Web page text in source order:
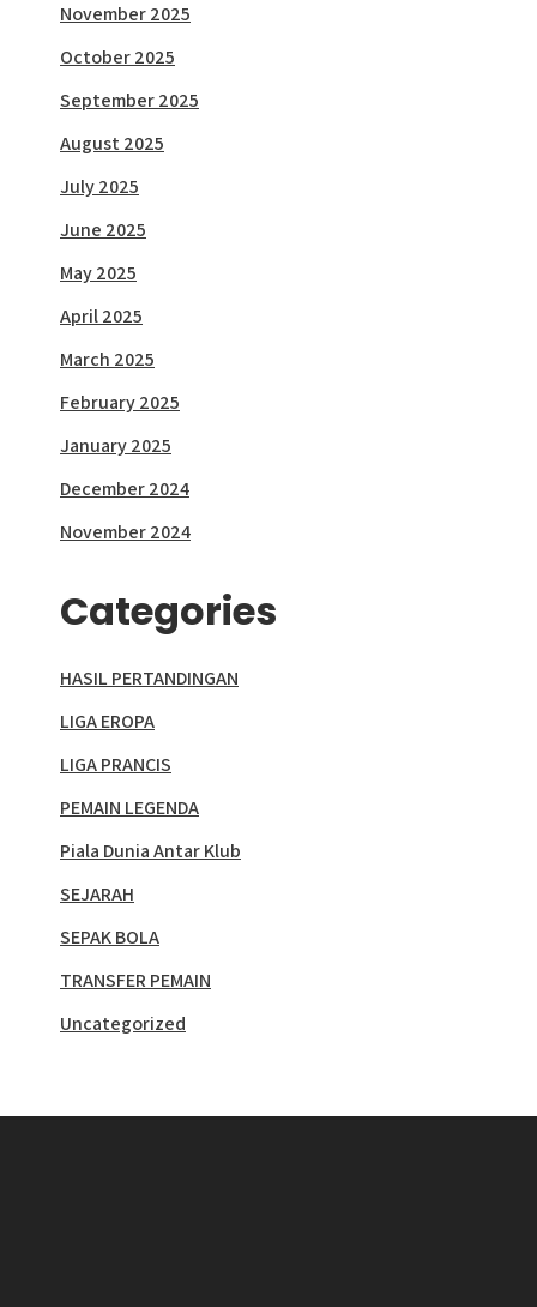
November 2025
October 2025
September 2025
August 2025
July 2025
June 2025
May 2025
April 2025
March 2025
February 2025
January 2025
December 2024
November 2024
Categories
HASIL PERTANDINGAN
LIGA EROPA
LIGA PRANCIS
PEMAIN LEGENDA
Piala Dunia Antar Klub
SEJARAH
SEPAK BOLA
TRANSFER PEMAIN
Uncategorized